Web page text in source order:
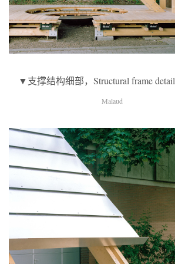
▼支撑结构细部，Structural frame detail
Malaud